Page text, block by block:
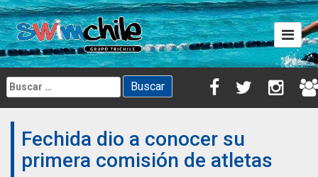
Skip
to
content
Buscar:
Fechida dio a conocer su
primera comisión de atletas